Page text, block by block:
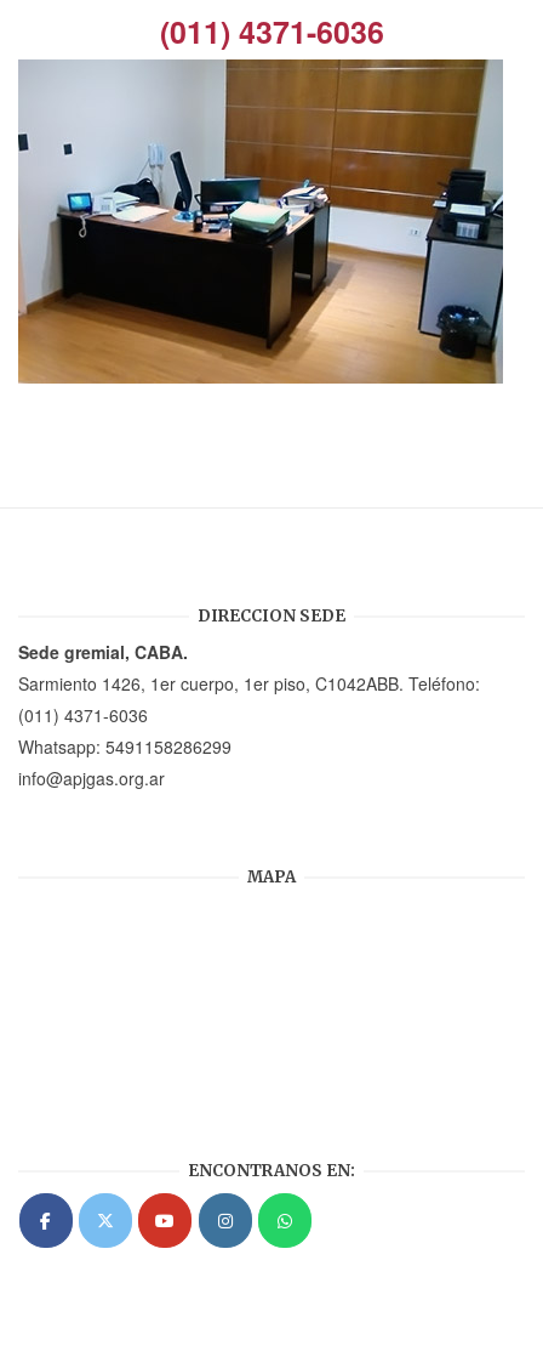
(011) 4371-6036
DIRECCION SEDE
Sede gremial, CABA.
Sarmiento 1426, 1er cuerpo, 1er piso, C1042ABB. Teléfono:
(011) 4371-6036
Whatsapp: 5491158286299
info@apjgas.org.ar
MAPA
ENCONTRANOS EN: